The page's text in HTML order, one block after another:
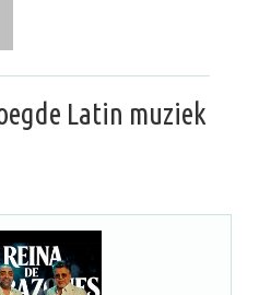
Latin muziek